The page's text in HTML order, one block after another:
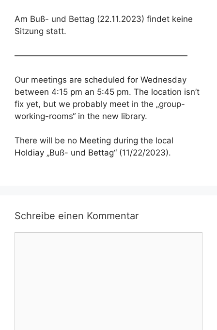
Am Buß- und Bettag (22.11.2023) findet keine
Sitzung statt.
—————————————————————
Our meetings are scheduled for Wednesday
between 4:15 pm an 5:45 pm. The location isn’t
fix yet, but we probably meet in the „group-
working-rooms“ in the new library.
There will be no Meeting during the local
Holdiay „Buß- und Bettag“ (11/22/2023).
Schreibe einen Kommentar